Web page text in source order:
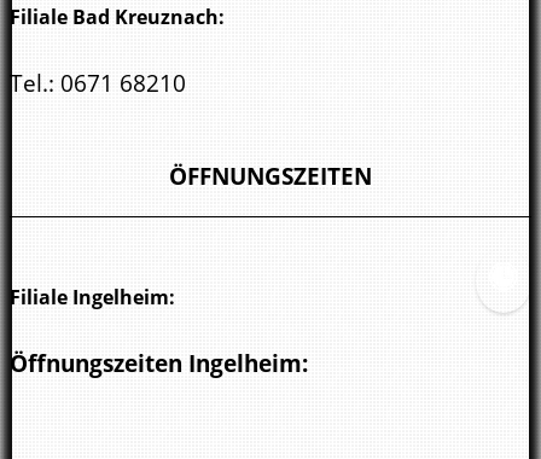
Filiale Bad Kreuznach:
Tel.: 0671 68210
ÖFFNUNGSZEITEN
Filiale Ingelheim:
Öffnungszeiten Ingelheim: